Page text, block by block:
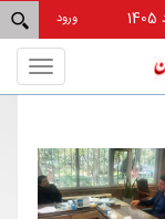
ورود